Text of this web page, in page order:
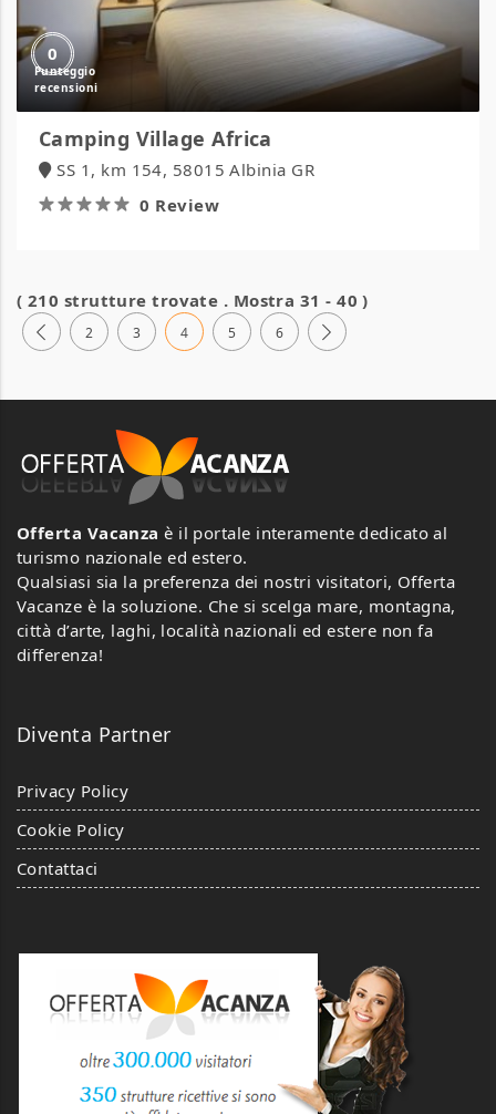
0
Camping Village Africa
SS 1, km 154, 58015 Albinia GR
0 Review
( 210 strutture trovate . Mostra 31 - 40 )
2 3 4 5 6
Offerta Vacanza è il portale interamente dedicato al
turismo nazionale ed estero.
Qualsiasi sia la preferenza dei nostri visitatori, Offerta
Vacanze è la soluzione. Che si scelga mare, montagna,
città d’arte, laghi, località nazionali ed estere non fa
differenza!
Diventa Partner
Privacy Policy
Cookie Policy
Contattaci